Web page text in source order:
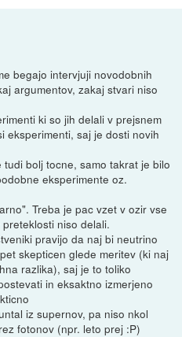
begajo intervjuji novodobnih
argumentov, zakaj stvari niso
ki so jih delali v prejsnem
eksperimenti, saj je dosti novih
bolj tocne, samo takrat je bilo
eksperimente oz.
Treba je pac vzet v ozir vse
niso delali.
pravijo da naj bi neutrino
skepticen glede meritev (ki naj
razlika), saj je to toliko
in eksaktno izmerjeno
iz supernov, pa niso nkol
fotonov (npr. leto prej :P)